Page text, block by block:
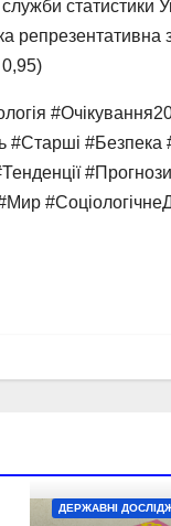
статистики
0,95)
ДЕРЖАВНІ